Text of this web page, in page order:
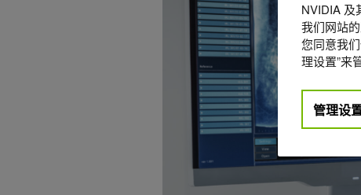
NVIDIA 及
我们网站
您同意我
理设置”来
管理设